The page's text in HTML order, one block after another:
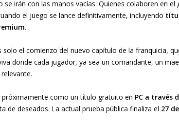
irán con las manos vacías. Quienes colaboren en el
el juego se lance definitivamente, incluyendo
.
solo el comienzo del nuevo capítulo de la franquicia,
donde cada jugador, ya sea un comandante, un
próximamente como un título gratuito en PC a través
de deseados. La actual prueba pública finaliza el 27